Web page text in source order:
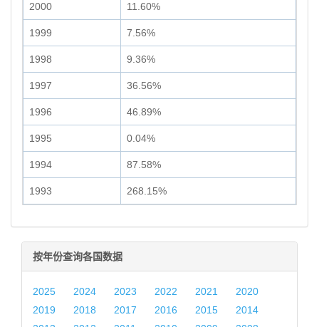
2000 11.60%
1999 7.56%
1998 9.36%
1997 36.56%
1996 46.89%
1995 0.04%
1994 87.58%
1993 268.15%
按年份查询各国数据
2025 2024 2023 2022 2021
2020
2019
2018 2017 2016 2015
2014